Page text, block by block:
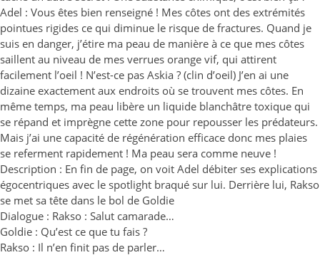
Adel : Vous êtes bien renseigné ! Mes côtes ont des extrémités
pointues rigides ce qui diminue le risque de fractures. Quand je
suis en danger, j’étire ma peau de manière à ce que mes côtes
saillent au niveau de mes verrues orange vif, qui attirent
facilement l’oeil ! N’est-ce pas Askia ? (clin d’oeil) J’en ai une
dizaine exactement aux endroits où se trouvent mes côtes. En
même temps, ma peau libère un liquide blanchâtre toxique qui
se répand et imprègne cette zone pour repousser les prédateurs.
Mais j’ai une capacité de régénération efficace donc mes plaies
se referment rapidement ! Ma peau sera comme neuve !
Description : En fin de page, on voit Adel débiter ses explications
égocentriques avec le spotlight braqué sur lui. Derrière lui, Rakso
se met sa tête dans le bol de Goldie
Dialogue : Rakso : Salut camarade…
Goldie : Qu’est ce que tu fais ?
Rakso : Il n’en finit pas de parler…